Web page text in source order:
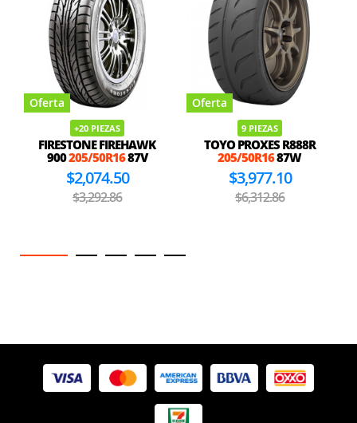
Oferta
+20 PIEZAS
FIRESTONE FIREHAWK
900205/50R1687V
$2,074.50
$3,292.86
Oferta
9 PIEZAS
TOYO PROXES R888R
205/50R1687W
$3,977.10
$6,312.86